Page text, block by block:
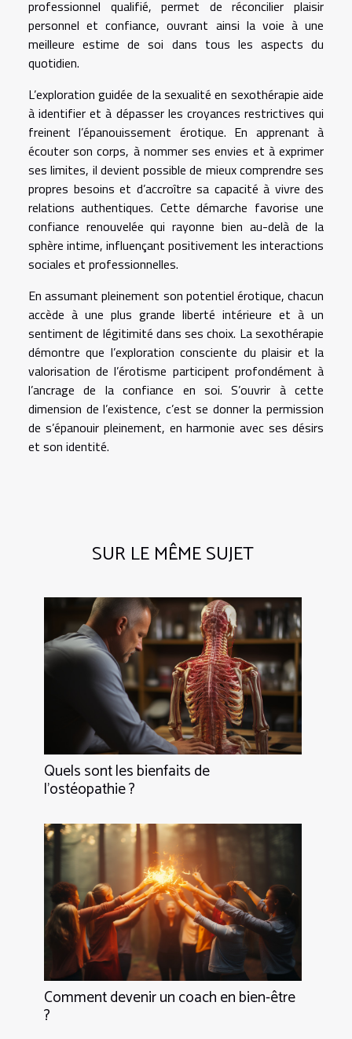
professionnel qualifié, permet de réconcilier plaisir
personnel et confiance, ouvrant ainsi la voie à une
meilleure estime de soi dans tous les aspects du
quotidien.
L’exploration guidée de la sexualité en sexothérapie aide
à identifier et à dépasser les croyances restrictives qui
freinent l’épanouissement érotique. En apprenant à
écouter son corps, à nommer ses envies et à exprimer
ses limites, il devient possible de mieux comprendre ses
propres besoins et d’accroître sa capacité à vivre des
relations authentiques. Cette démarche favorise une
confiance renouvelée qui rayonne bien au-delà de la
sphère intime, influençant positivement les interactions
sociales et professionnelles.
En assumant pleinement son potentiel érotique, chacun
accède à une plus grande liberté intérieure et à un
sentiment de légitimité dans ses choix. La sexothérapie
démontre que l’exploration consciente du plaisir et la
valorisation de l’érotisme participent profondément à
l’ancrage de la confiance en soi. S’ouvrir à cette
dimension de l’existence, c’est se donner la permission
de s’épanouir pleinement, en harmonie avec ses désirs
et son identité.
SUR LE MÊME SUJET
Quels sont les bienfaits de
l’ostéopathie ?
Comment devenir un coach en bien-être
?